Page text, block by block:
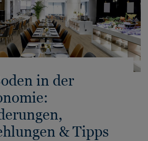
in der
& Tipps